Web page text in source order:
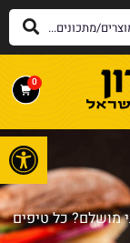
0
מושלם? כל טיפים